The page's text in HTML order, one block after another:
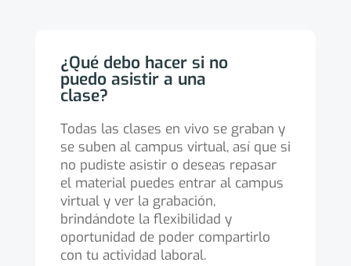
¿Qué debo hacer si no
puedo asistir a una
clase?
Todas las clases en vivo se graban y
se suben al campus virtual, así que si
no pudiste asistir o deseas repasar
el material puedes entrar al campus
virtual y ver la grabación,
brindándote la flexibilidad y
oportunidad de poder compartirlo
con tu actividad laboral.